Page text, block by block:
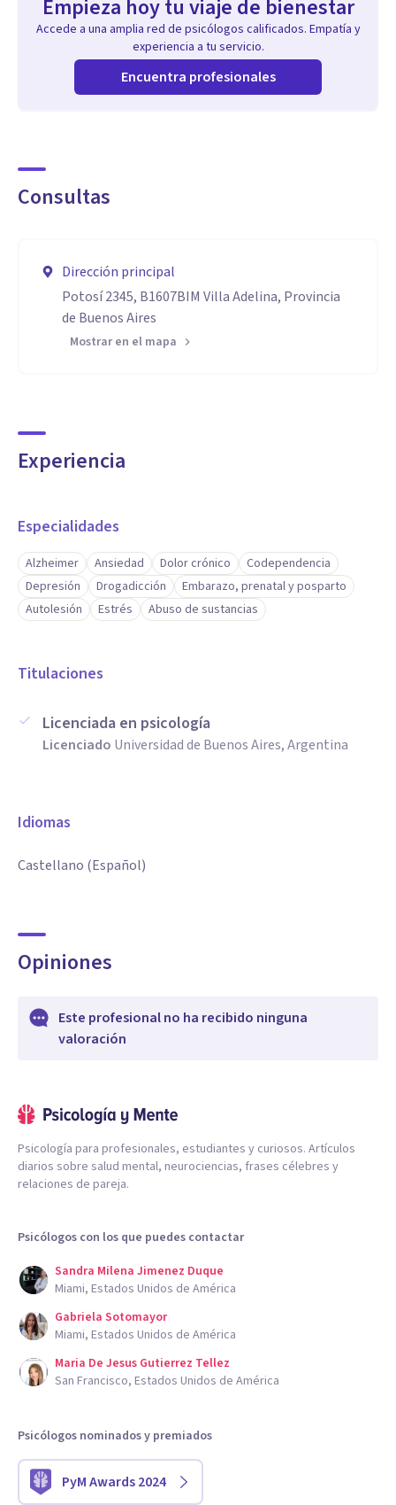
Empieza hoy tu viaje de bienestar
Accede a una amplia red de psicólogos calificados. Empatía y
experiencia a tu servicio.
Encuentra profesionales
Consultas
Dirección principal
Potosí 2345, B1607BIM Villa Adelina, Provincia
de Buenos Aires
Mostrar en el mapa
Experiencia
Especialidades
Alzheimer Ansiedad Dolor crónico
Codependencia
Depresión
Drogadicción
Embarazo, prenatal y posparto
Autolesión
Estrés Abuso de sustancias
Titulaciones
Licenciada en psicología
Licenciado Universidad de Buenos Aires, Argentina
Idiomas
Castellano (Español)
Opiniones
Este profesional no ha recibido ninguna
valoración
Psicología para profesionales, estudiantes y curiosos. Artículos
diarios sobre salud mental, neurociencias, frases célebres y
relaciones de pareja.
Psicólogos con los que puedes contactar
Sandra Milena Jimenez Duque
Miami, Estados Unidos de América
Gabriela Sotomayor
Miami, Estados Unidos de América
Maria De Jesus Gutierrez Tellez
San Francisco, Estados Unidos de América
Psicólogos nominados y premiados
PyM Awards 2024